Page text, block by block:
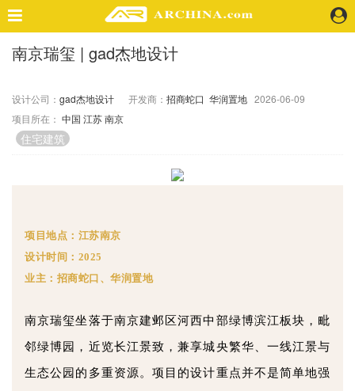
精选案例
景 观
室 内
视 频
机 构
人 物
地 产
企业招聘
南京瑞玺 | gad杰地设计
设计公司： gad杰地设计 开发商： 招商蛇口 华润置地 2026-06-09
项目所在： 中国 江苏南京
住宅建筑
项目地点：江苏南京
设计时间：2025
业主：招商蛇口、华润置地
南京瑞玺坐落于南京建邺区河西中部绿博滨江板块，毗
邻绿博园，近览长江景致，兼享城央繁华、一线江景与
生态公园的多重资源。项目的设计重点并不是简单地强